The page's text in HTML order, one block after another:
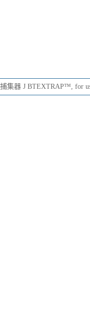
集器 J BTEXTRAP™, for